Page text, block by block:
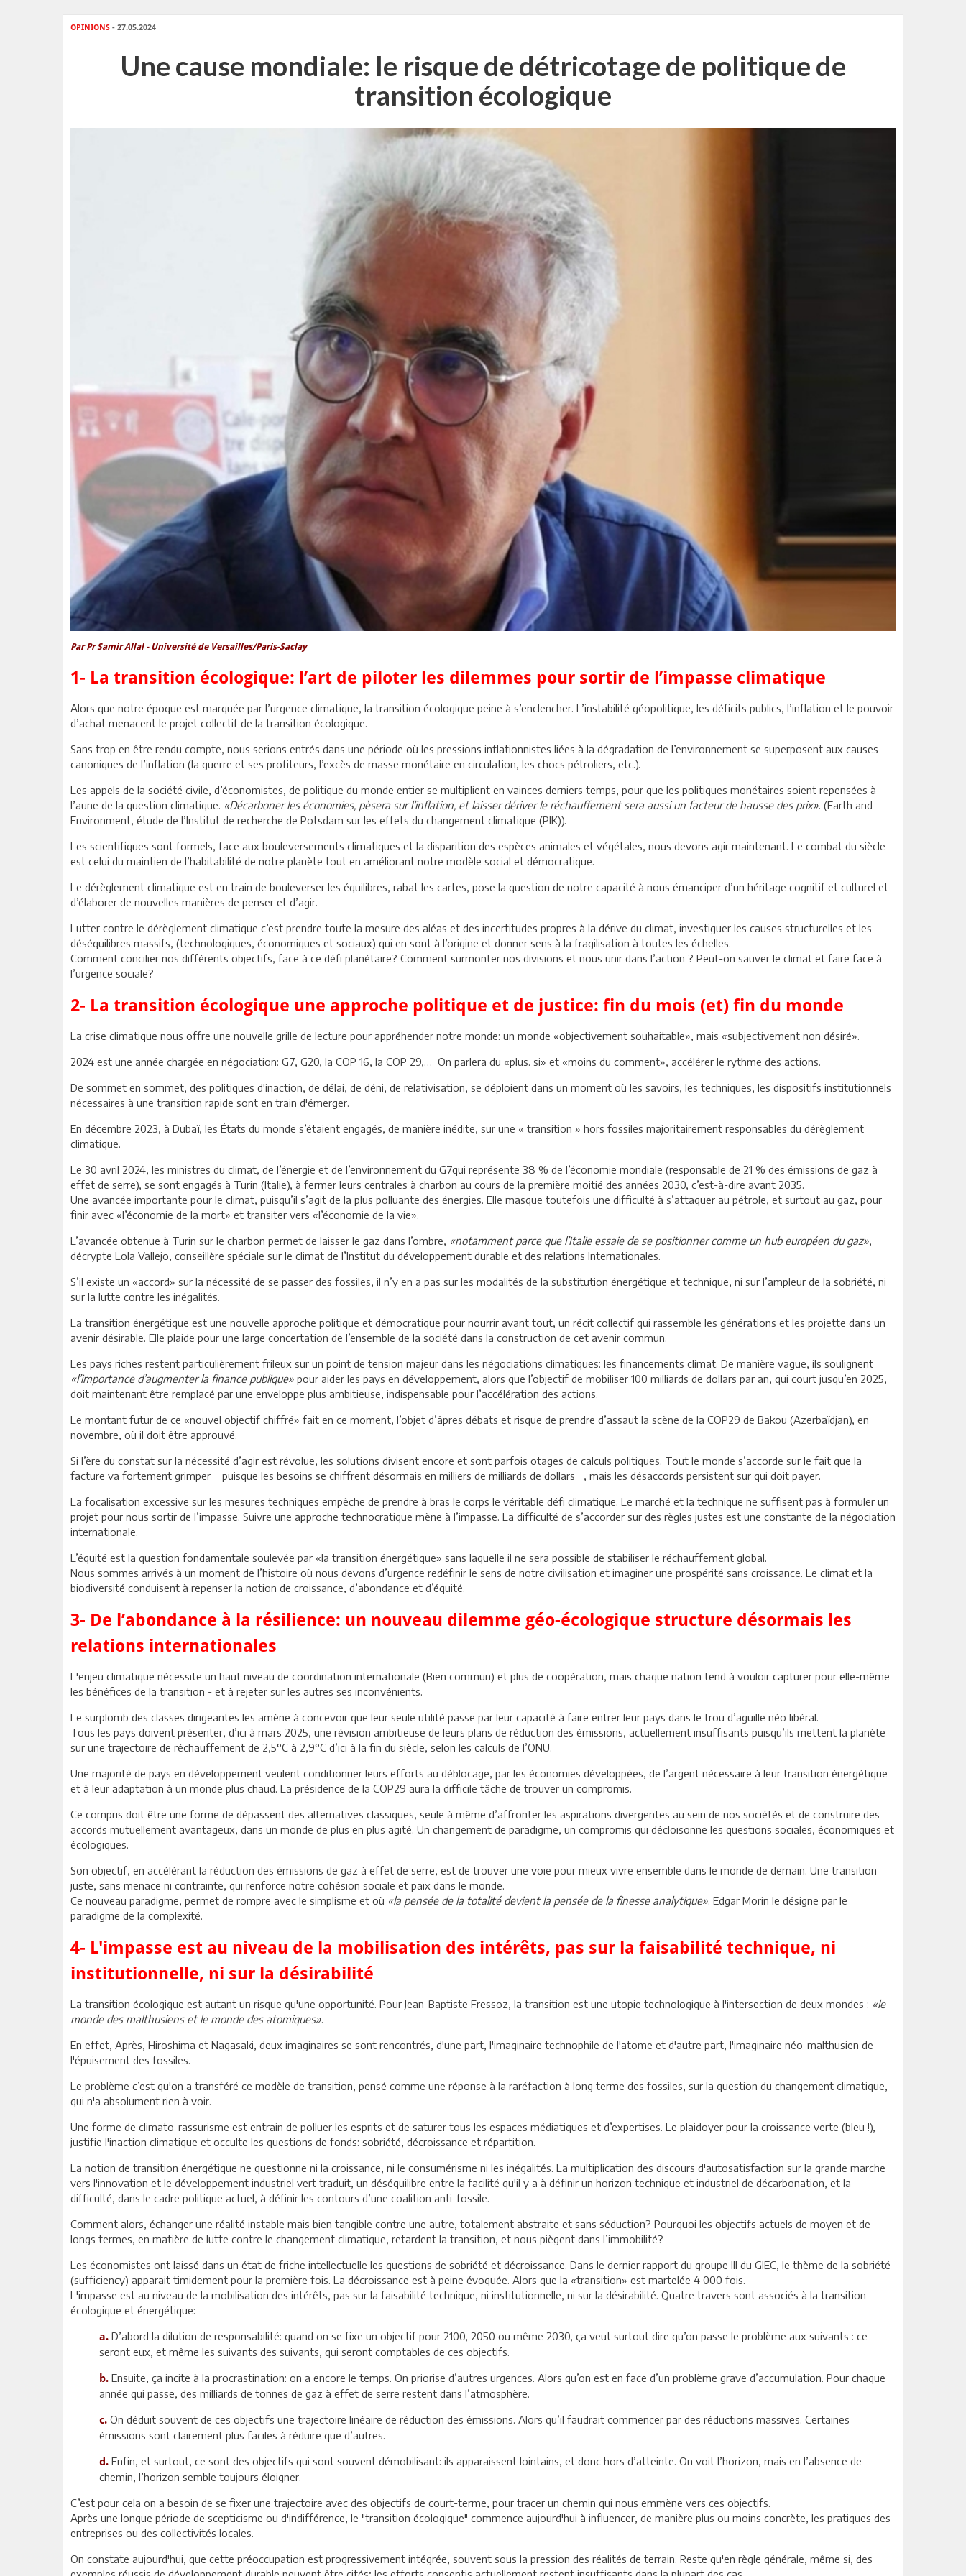
OPINIONS - 27.05.2024
Une cause mondiale: le risque de détricotage de politique de
transition écologique
Par Pr Samir Allal - Université de Versailles/Paris-Saclay
1- La transition écologique: l’art de piloter les dilemmes pour sortir de l’impasse climatique
Alors que notre époque est marquée par l’urgence climatique, la transition écologique peine à s’enclencher. L’instabilité géopolitique, les déficits publics, l’inflation et le pouvoir
d’achat menacent le projet collectif de la transition écologique.
Sans trop en être rendu compte, nous serions entrés dans une période où les pressions inflationnistes liées à la dégradation de l’environnement se superposent aux causes
canoniques de l’inflation (la guerre et ses profiteurs, l’excès de masse monétaire en circulation, les chocs pétroliers, etc.).
Les appels de la société civile, d’économistes, de politique du monde entier se multiplient en vainces derniers temps, pour que les politiques monétaires soient repensées à
l’aune de la question climatique. «Décarboner les économies, pèsera sur l’inflation, et laisser dériver le réchauffement sera aussi un facteur de hausse des prix». (Earth and
Environment, étude de l’Institut de recherche de Potsdam sur les effets du changement climatique (PIK)).
Les scientifiques sont formels, face aux bouleversements climatiques et la disparition des espèces animales et végétales, nous devons agir maintenant. Le combat du siècle
est celui du maintien de l’habitabilité de notre planète tout en améliorant notre modèle social et démocratique.
Le dérèglement climatique est en train de bouleverser les équilibres, rabat les cartes, pose la question de notre capacité à nous émanciper d’un héritage cognitif et culturel et
d’élaborer de nouvelles manières de penser et d’agir.
Lutter contre le dérèglement climatique c’est prendre toute la mesure des aléas et des incertitudes propres à la dérive du climat, investiguer les causes structurelles et les
déséquilibres massifs, (technologiques, économiques et sociaux) qui en sont à l’origine et donner sens à la fragilisation à toutes les échelles.
Comment concilier nos différents objectifs, face à ce défi planétaire? Comment surmonter nos divisions et nous unir dans l’action ? Peut-on sauver le climat et faire face à
l’urgence sociale?
2- La transition écologique une approche politique et de justice: fin du mois (et) fin du monde
La crise climatique nous offre une nouvelle grille de lecture pour appréhender notre monde: un monde «objectivement souhaitable», mais «subjectivement non désiré».
2024 est une année chargée en négociation: G7, G20, la COP 16, la COP 29,… On parlera du «plus. si» et «moins du comment», accélérer le rythme des actions.
De sommet en sommet, des politiques d'inaction, de délai, de déni, de relativisation, se déploient dans un moment où les savoirs, les techniques, les dispositifs institutionnels
nécessaires à une transition rapide sont en train d'émerger.
En décembre 2023, à Dubaï, les États du monde s’étaient engagés, de manière inédite, sur une « transition » hors fossiles majoritairement responsables du dérèglement
climatique.
Le 30 avril 2024, les ministres du climat, de l’énergie et de l’environnement du G7qui représente 38 % de l’économie mondiale (responsable de 21 % des émissions de gaz à
effet de serre), se sont engagés à Turin (Italie), à fermer leurs centrales à charbon au cours de la première moitié des années 2030, c’est-à-dire avant 2035.
Une avancée importante pour le climat, puisqu’il s’agit de la plus polluante des énergies. Elle masque toutefois une difficulté à s’attaquer au pétrole, et surtout au gaz, pour
finir avec «l’économie de la mort» et transiter vers «l’économie de la vie».
L’avancée obtenue à Turin sur le charbon permet de laisser le gaz dans l’ombre, «notamment parce que l’Italie essaie de se positionner comme un hub européen du gaz»,
décrypte Lola Vallejo, conseillère spéciale sur le climat de l’Institut du développement durable et des relations Internationales.
S’il existe un «accord» sur la nécessité de se passer des fossiles, il n’y en a pas sur les modalités de la substitution énergétique et technique, ni sur l’ampleur de la sobriété, ni
sur la lutte contre les inégalités.
La transition énergétique est une nouvelle approche politique et démocratique pour nourrir avant tout, un récit collectif qui rassemble les générations et les projette dans un
avenir désirable. Elle plaide pour une large concertation de l’ensemble de la société dans la construction de cet avenir commun.
Les pays riches restent particulièrement frileux sur un point de tension majeur dans les négociations climatiques: les financements climat. De manière vague, ils soulignent
«l’importance d’augmenter la finance publique» pour aider les pays en développement, alors que l’objectif de mobiliser 100 milliards de dollars par an, qui court jusqu’en 2025,
doit maintenant être remplacé par une enveloppe plus ambitieuse, indispensable pour l’accélération des actions.
Le montant futur de ce «nouvel objectif chiffré» fait en ce moment, l’objet d’âpres débats et risque de prendre d’assaut la scène de la COP29 de Bakou (Azerbaïdjan), en
novembre, où il doit être approuvé.
Si l’ère du constat sur la nécessité d’agir est révolue, les solutions divisent encore et sont parfois otages de calculs politiques. Tout le monde s’accorde sur le fait que la
facture va fortement grimper − puisque les besoins se chiffrent désormais en milliers de milliards de dollars −, mais les désaccords persistent sur qui doit payer.
La focalisation excessive sur les mesures techniques empêche de prendre à bras le corps le véritable défi climatique. Le marché et la technique ne suffisent pas à formuler un
projet pour nous sortir de l’impasse. Suivre une approche technocratique mène à l’impasse. La difficulté de s’accorder sur des règles justes est une constante de la négociation
internationale.
L’équité est la question fondamentale soulevée par «la transition énergétique» sans laquelle il ne sera possible de stabiliser le réchauffement global.
Nous sommes arrivés à un moment de l’histoire où nous devons d’urgence redéfinir le sens de notre civilisation et imaginer une prospérité sans croissance. Le climat et la
biodiversité conduisent à repenser la notion de croissance, d’abondance et d’équité.
3- De l’abondance à la résilience: un nouveau dilemme géo-écologique structure désormais les
relations internationales
L'enjeu climatique nécessite un haut niveau de coordination internationale (Bien commun) et plus de coopération, mais chaque nation tend à vouloir capturer pour elle-même
les bénéfices de la transition - et à rejeter sur les autres ses inconvénients.
Le surplomb des classes dirigeantes les amène à concevoir que leur seule utilité passe par leur capacité à faire entrer leur pays dans le trou d’aguille néo libéral.
Tous les pays doivent présenter, d’ici à mars 2025, une révision ambitieuse de leurs plans de réduction des émissions, actuellement insuffisants puisqu’ils mettent la planète
sur une trajectoire de réchauffement de 2,5°C à 2,9°C d’ici à la fin du siècle, selon les calculs de l’ONU.
Une majorité de pays en développement veulent conditionner leurs efforts au déblocage, par les économies développées, de l’argent nécessaire à leur transition énergétique
et à leur adaptation à un monde plus chaud. La présidence de la COP29 aura la difficile tâche de trouver un compromis.
Ce compris doit être une forme de dépassent des alternatives classiques, seule à même d’affronter les aspirations divergentes au sein de nos sociétés et de construire des
accords mutuellement avantageux, dans un monde de plus en plus agité. Un changement de paradigme, un compromis qui décloisonne les questions sociales, économiques et
écologiques.
Son objectif, en accélérant la réduction des émissions de gaz à effet de serre, est de trouver une voie pour mieux vivre ensemble dans le monde de demain. Une transition
juste, sans menace ni contrainte, qui renforce notre cohésion sociale et paix dans le monde.
Ce nouveau paradigme, permet de rompre avec le simplisme et où «la pensée de la totalité devient la pensée de la finesse analytique». Edgar Morin le désigne par le
paradigme de la complexité.
4- L'impasse est au niveau de la mobilisation des intérêts, pas sur la faisabilité technique, ni
institutionnelle, ni sur la désirabilité
La transition écologique est autant un risque qu'une opportunité. Pour Jean-Baptiste Fressoz, la transition est une utopie technologique à l'intersection de deux mondes : «le
monde des malthusiens et le monde des atomiques».
En effet, Après, Hiroshima et Nagasaki, deux imaginaires se sont rencontrés, d'une part, l'imaginaire technophile de l'atome et d'autre part, l'imaginaire néo-malthusien de
l'épuisement des fossiles.
Le problème c’est qu'on a transféré ce modèle de transition, pensé comme une réponse à la raréfaction à long terme des fossiles, sur la question du changement climatique,
qui n'a absolument rien à voir.
Une forme de climato-rassurisme est entrain de polluer les esprits et de saturer tous les espaces médiatiques et d’expertises. Le plaidoyer pour la croissance verte (bleu !),
justifie l'inaction climatique et occulte les questions de fonds: sobriété, décroissance et répartition.
La notion de transition énergétique ne questionne ni la croissance, ni le consumérisme ni les inégalités. La multiplication des discours d'autosatisfaction sur la grande marche
vers l'innovation et le développement industriel vert traduit, un déséquilibre entre la facilité qu'il y a à définir un horizon technique et industriel de décarbonation, et la
difficulté, dans le cadre politique actuel, à définir les contours d’une coalition anti-fossile.
Comment alors, échanger une réalité instable mais bien tangible contre une autre, totalement abstraite et sans séduction? Pourquoi les objectifs actuels de moyen et de
longs termes, en matière de lutte contre le changement climatique, retardent la transition, et nous piègent dans l’immobilité?
Les économistes ont laissé dans un état de friche intellectuelle les questions de sobriété et décroissance. Dans le dernier rapport du groupe Ill du GIEC, le thème de la sobriété
(sufficiency) apparait timidement pour la première fois. La décroissance est à peine évoquée. Alors que la «transition» est martelée 4 000 fois.
L'impasse est au niveau de la mobilisation des intérêts, pas sur la faisabilité technique, ni institutionnelle, ni sur la désirabilité. Quatre travers sont associés à la transition
écologique et énergétique:
a. D’abord la dilution de responsabilité: quand on se fixe un objectif pour 2100, 2050 ou même 2030, ça veut surtout dire qu’on passe le problème aux suivants : ce
seront eux, et même les suivants des suivants, qui seront comptables de ces objectifs.
b. Ensuite, ça incite à la procrastination: on a encore le temps. On priorise d’autres urgences. Alors qu’on est en face d’un problème grave d’accumulation. Pour chaque
année qui passe, des milliards de tonnes de gaz à effet de serre restent dans l’atmosphère.
c. On déduit souvent de ces objectifs une trajectoire linéaire de réduction des émissions. Alors qu’il faudrait commencer par des réductions massives. Certaines
émissions sont clairement plus faciles à réduire que d’autres.
d. Enfin, et surtout, ce sont des objectifs qui sont souvent démobilisant: ils apparaissent lointains, et donc hors d’atteinte. On voit l’horizon, mais en l’absence de
chemin, l’horizon semble toujours éloigner.
C’est pour cela on a besoin de se fixer une trajectoire avec des objectifs de court-terme, pour tracer un chemin qui nous emmène vers ces objectifs.
Après une longue période de scepticisme ou d'indifférence, le "transition écologique" commence aujourd'hui à influencer, de manière plus ou moins concrète, les pratiques des
entreprises ou des collectivités locales.
On constate aujourd'hui, que cette préoccupation est progressivement intégrée, souvent sous la pression des réalités de terrain. Reste qu'en règle générale, même si, des